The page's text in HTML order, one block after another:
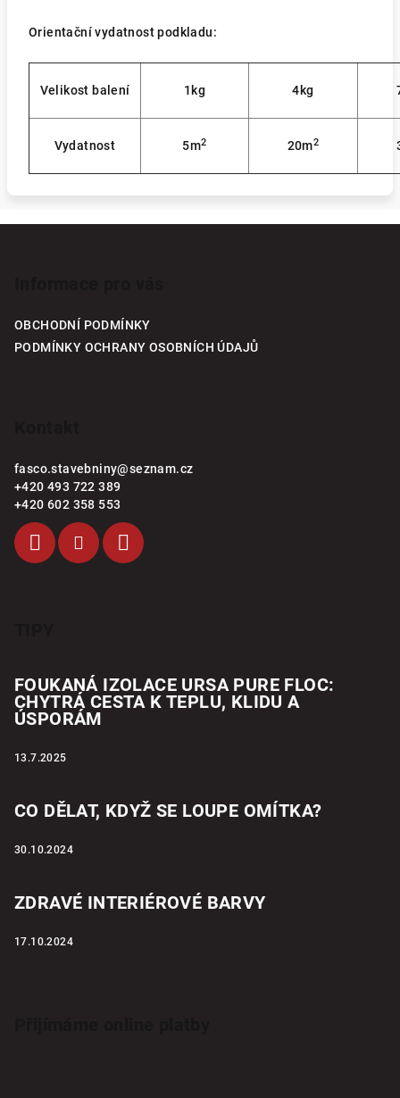
Orientační vydatnost podkladu:
Velikost balení 1kg 4kg
Vydatnost 5m2 20m2
OBCHODNÍ PODMÍNKY
PODMÍNKY OCHRANY OSOBNÍCH ÚDAJŮ
fasco.stavebniny@seznam.cz
+420 493 722 389
+420 602 358 553
FOUKANÁ IZOLACE URSA PURE FLOC:
CHYTRÁ CESTA K TEPLU, KLIDU A
ÚSPORÁM
13.7.2025
CO DĚLAT, KDYŽ SE LOUPE OMÍTKA?
30.10.2024
ZDRAVÉ INTERIÉROVÉ BARVY
17.10.2024